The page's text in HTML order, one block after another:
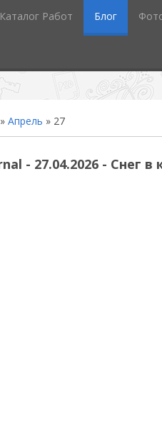
Каталог Работ Блог
» Апрель » 27
- 27.04.2026 - Снег